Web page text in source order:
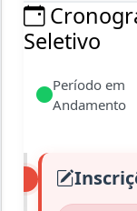
Seletivo
Período em
Andamento